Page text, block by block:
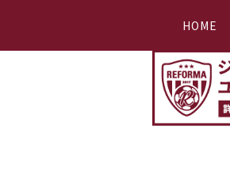
HOME